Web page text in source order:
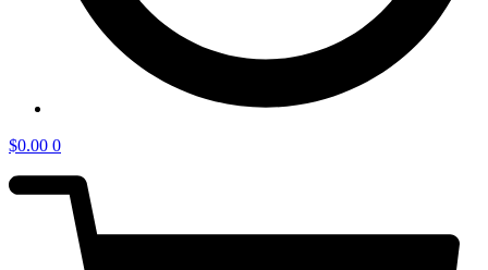
$0.00 0